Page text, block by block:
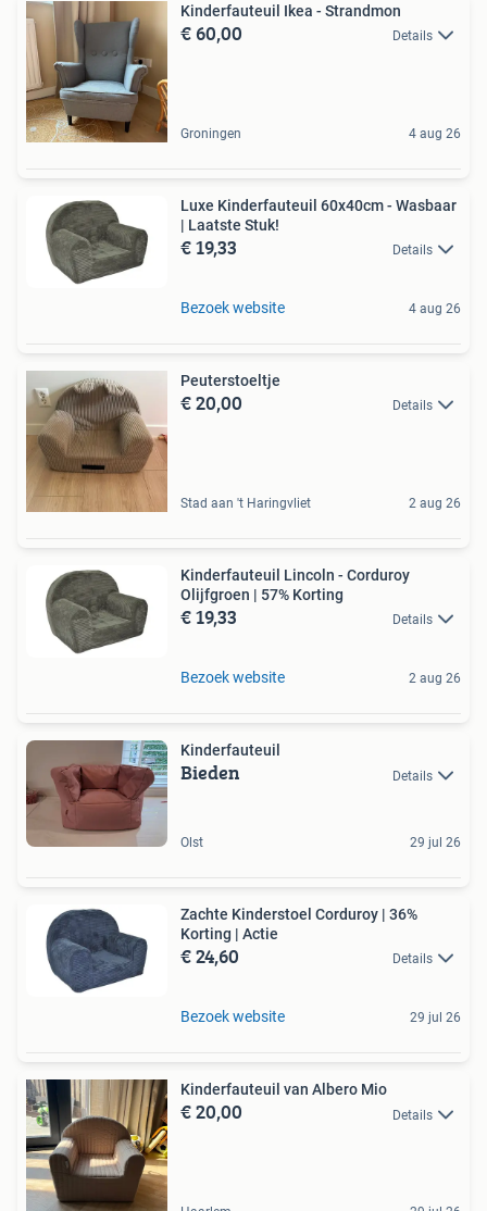
Kinderfauteuil Ikea - Strandmon
€ 60,00 Details
Groningen 4 aug 26
Luxe Kinderfauteuil 60x40cm - Wasbaar
| Laatste Stuk!
€ 19,33 Details
Bezoek website 4 aug 26
Peuterstoeltje
€ 20,00 Details
Stad aan 't Haringvliet 2 aug 26
Kinderfauteuil Lincoln - Corduroy
Olijfgroen | 57% Korting
€ 19,33 Details
Bezoek website 2 aug 26
Kinderfauteuil
Bieden Details
Olst 29 jul 26
Zachte Kinderstoel Corduroy | 36%
Korting | Actie
€ 24,60 Details
Bezoek website 29 jul 26
Kinderfauteuil van Albero Mio
€ 20,00 Details